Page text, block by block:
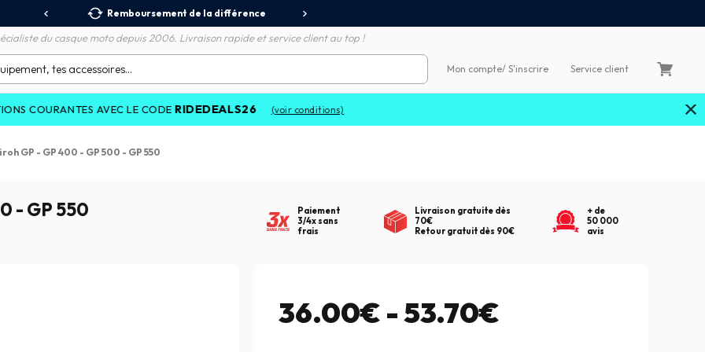
Remboursement de la différence
du casque moto depuis 2006. Livraison rapide et service client au top !
Mon compte/ S'inscrire Service client
AVEC LE CODERIDEDEALS26 (voir conditions)
GP - GP 400 - GP 500 - GP 550
- GP 550
Paiement
3/4x sans
frais
Livraison gratuite dès
70€
Retour gratuit dès 90€
+ de
50 000
avis
36.00€ - 53.70€